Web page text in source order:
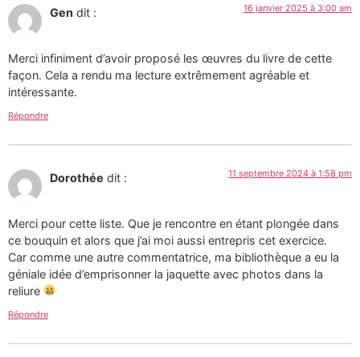
Gen dit : 16 janvier 2025 à 3:00 am
Merci infiniment d’avoir proposé les œuvres du livre de cette
façon. Cela a rendu ma lecture extrêmement agréable et
intéressante.
Répondre
Dorothée dit : 11 septembre 2024 à 1:58 pm
Merci pour cette liste. Que je rencontre en étant plongée dans
ce bouquin et alors que j’ai moi aussi entrepris cet exercice.
Car comme une autre commentatrice, ma bibliothèque a eu la
géniale idée d’emprisonner la jaquette avec photos dans la
reliure
Répondre